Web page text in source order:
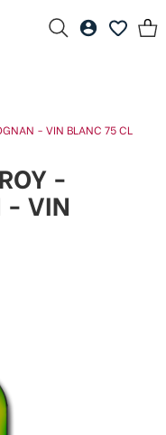
- VIN BLANC 75 CL
-
- VIN